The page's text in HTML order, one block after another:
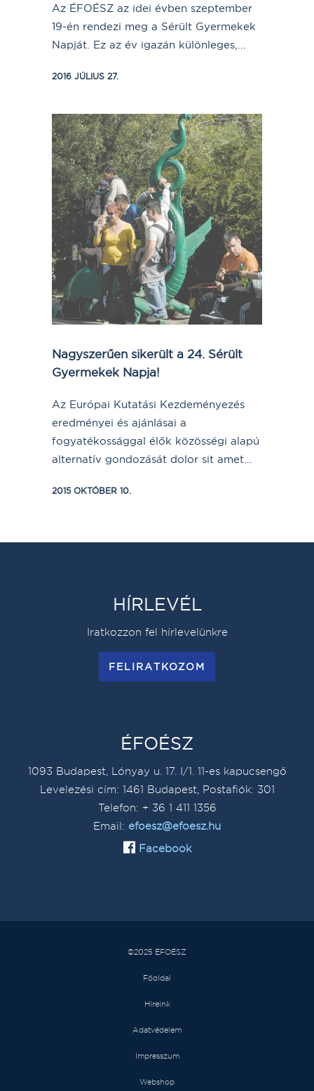
Az ÉFOÉSZ az idei évben szeptember
19-én rendezi meg a Sérült Gyermekek
Napját. Ez az év igazán különleges,...
2016 JÚLIUS 27.
Nagyszerűen sikerült a 24. Sérült
Gyermekek Napja!
Az Európai Kutatási Kezdeményezés
eredményei és ajánlásai a
fogyatékossággal élők közösségi alapú
alternatív gondozását dolor sit amet...
2015 OKTÓBER 10.
HÍRLEVÉL
Iratkozzon fel hírlevelünkre
FELIRATKOZOM
ÉFOÉSZ
1093 Budapest, Lónyay u. 17. I/1. 11-es kapucsengő
Levelezési cím: 1461 Budapest, Postafiók: 301
Telefon: + 36 1 411 1356
Email: efoesz@efoesz.hu
Facebook
©2025 ÉFOÉSZ
Főoldal
Híreink
Adatvédelem
Impresszum
Webshop